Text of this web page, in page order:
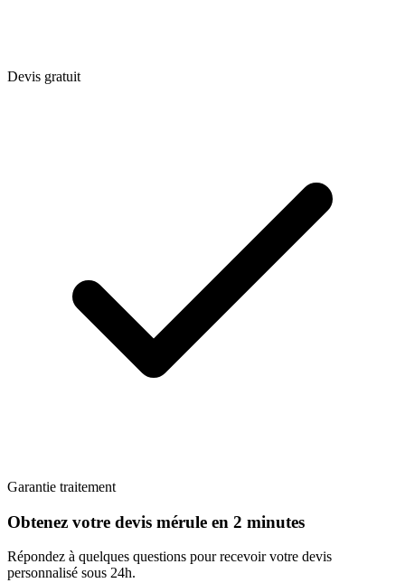
Devis gratuit
Garantie traitement
Obtenez votre devis mérule en 2 minutes
Répondez à quelques questions pour recevoir votre devis
personnalisé sous 24h.